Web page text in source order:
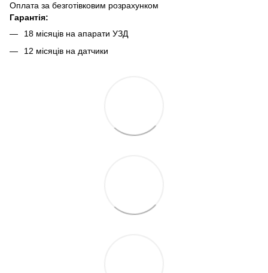
Оплата за безготівковим розрахунком
Гарантія:
18 місяців на апарати УЗД
12 місяців на датчики